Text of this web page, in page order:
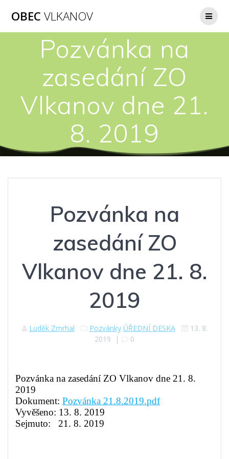
OBEC VLKANOV
Pozvánka na
zasedání ZO
Vlkanov dne 21.
8. 2019
Pozvánka na
zasedání ZO
Vlkanov dne 21. 8.
2019
Luděk Zmrhal Pozvánky ÚŘEDNÍ DESKA
13. 8.
2019 | 0
Pozvánka na zasedání ZO Vlkanov dne 21. 8.
2019
Dokument: Pozvánka 21.8.2019.pdf
Vyvěšeno: 13. 8. 2019
Sejmuto: 21. 8. 2019